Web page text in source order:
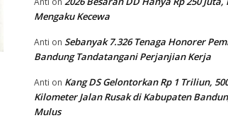
Mengaku Kecewa
Anti on Sebanyak 7.326 Tenaga Honorer
Bandung Tandatangani Perjanjian Kerja
Anti on Kang DS Gelontorkan Rp 1 Triliun,
Kilometer Jalan Rusak di Kabupaten
Mulus